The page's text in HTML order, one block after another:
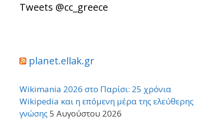
Tweets @cc_greece
planet.ellak.gr
Wikimania 2026 στο Παρίσι: 25 χρόνια
Wikipedia και η επόμενη μέρα της ελεύθερης
γνώσης 5 Αυγούστου 2026